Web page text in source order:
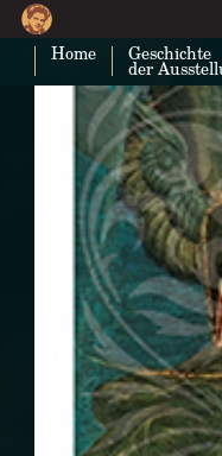
Home Geschichte
der